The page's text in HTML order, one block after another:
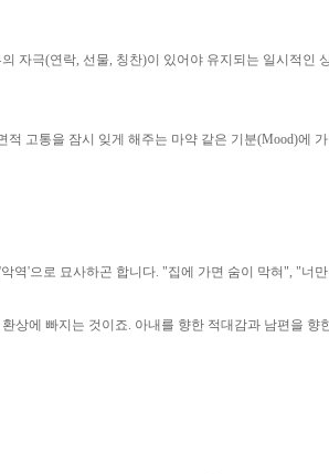
자극(연락, 선물, 칭찬)이 있어야 유지되는 일시적
적 고통을 잠시 잊게 해주는 마약 같은 기분(Mood)에
역'으로 묘사하곤 합니다. "집에 가면 숨이 막혀", "너
상에 빠지는 것이죠. 아내를 향한 적대감과 남편을